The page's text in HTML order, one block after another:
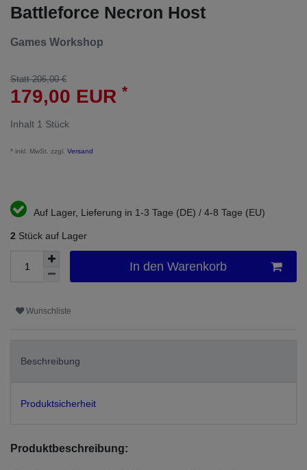
Battleforce Necron Host
Games Workshop
Statt 206,00 €
179,00 EUR *
Inhalt 1 Stück
* inkl. MwSt. zzgl. Versand
Auf Lager, Lieferung in 1-3 Tage (DE) / 4-8 Tage (EU)
2 Stück auf Lager
In den Warenkorb
Wunschliste
Beschreibung
Produktsicherheit
Produktbeschreibung: